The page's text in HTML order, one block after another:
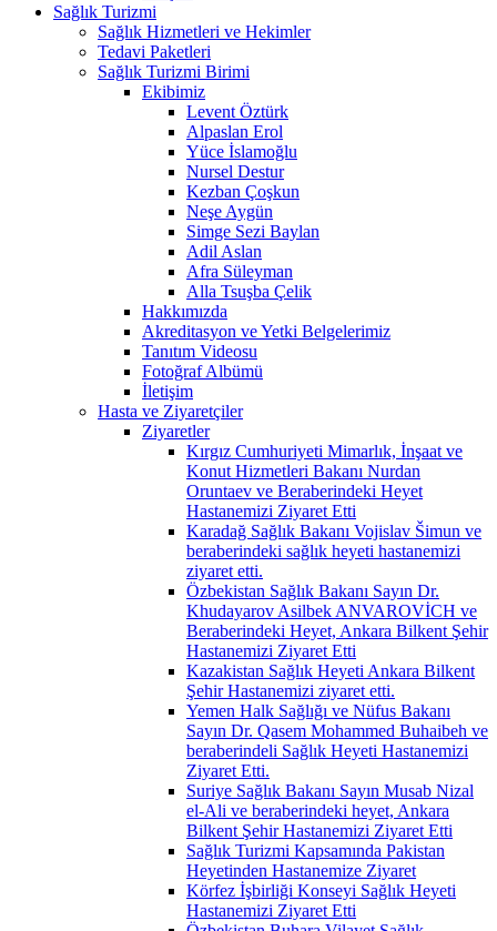
Sağlık Turizmi
Sağlık Hizmetleri ve Hekimler
Tedavi Paketleri
Sağlık Turizmi Birimi
Ekibimiz
Levent Öztürk
Alpaslan Erol
Yüce İslamoğlu
Nursel Destur
Kezban Çoşkun
Neşe Aygün
Simge Sezi Baylan
Adil Aslan
Afra Süleyman
Alla Tsuşba Çelik
Hakkımızda
Akreditasyon ve Yetki Belgelerimiz
Tanıtım Videosu
Fotoğraf Albümü
İletişim
Hasta ve Ziyaretçiler
Ziyaretler
Kırgız Cumhuriyeti Mimarlık, İnşaat ve
Konut Hizmetleri Bakanı Nurdan
Oruntaev ve Beraberindeki Heyet
Hastanemizi Ziyaret Etti
Karadağ Sağlık Bakanı Vojislav Šimun ve
beraberindeki sağlık heyeti hastanemizi
ziyaret etti.
Özbekistan Sağlık Bakanı Sayın Dr.
Khudayarov Asilbek ANVAROVİCH ve
Beraberindeki Heyet, Ankara Bilkent Şehir
Hastanemizi Ziyaret Etti
Kazakistan Sağlık Heyeti Ankara Bilkent
Şehir Hastanemizi ziyaret etti.
Yemen Halk Sağlığı ve Nüfus Bakanı
Sayın Dr. Qasem Mohammed Buhaibeh ve
beraberindeli Sağlık Heyeti Hastanemizi
Ziyaret Etti.
Suriye Sağlık Bakanı Sayın Musab Nizal
el-Ali ve beraberindeki heyet, Ankara
Bilkent Şehir Hastanemizi Ziyaret Etti
Sağlık Turizmi Kapsamında Pakistan
Heyetinden Hastanemize Ziyaret
Körfez İşbirliği Konseyi Sağlık Heyeti
Hastanemizi Ziyaret Etti